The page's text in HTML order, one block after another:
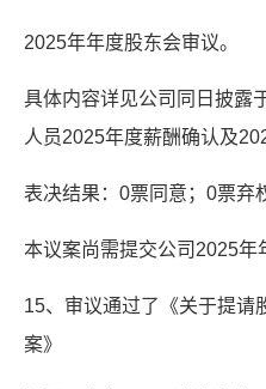
2025年年度股东会审议。
具体内容详见公司同日披露
人员2025年度薪酬确认及
表决结果：0票同意；0票弃
本议案尚需提交公司2025年
15、审议通过了《关于提请
案》